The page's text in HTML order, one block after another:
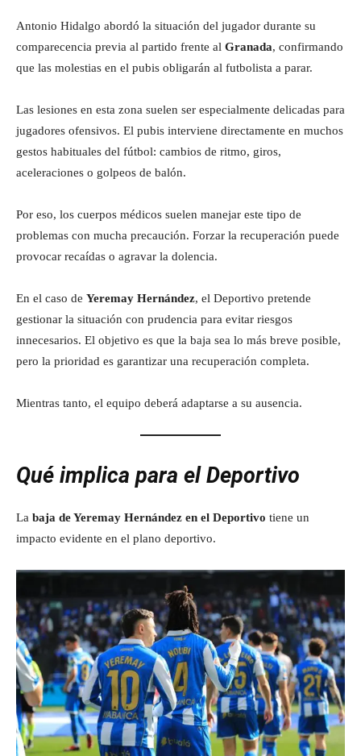
Antonio Hidalgo abordó la situación del jugador durante su
comparecencia previa al partido frente al Granada, confirmando
que las molestias en el pubis obligarán al futbolista a parar.
Las lesiones en esta zona suelen ser especialmente delicadas para
jugadores ofensivos. El pubis interviene directamente en muchos
gestos habituales del fútbol: cambios de ritmo, giros,
aceleraciones o golpeos de balón.
Por eso, los cuerpos médicos suelen manejar este tipo de
problemas con mucha precaución. Forzar la recuperación puede
provocar recaídas o agravar la dolencia.
En el caso de Yeremay Hernández, el Deportivo pretende
gestionar la situación con prudencia para evitar riesgos
innecesarios. El objetivo es que la baja sea lo más breve posible,
pero la prioridad es garantizar una recuperación completa.
Mientras tanto, el equipo deberá adaptarse a su ausencia.
Qué implica para el Deportivo
La baja de Yeremay Hernández en el Deportivo tiene un
impacto evidente en el plano deportivo.